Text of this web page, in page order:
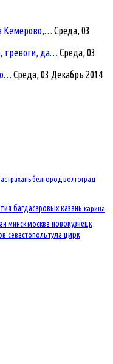
Кемерово,… Среда, 03
тревоги, да… Среда, 03
Среда, 03 Декабрь 2014
астраханьбелгород волгоград
багдасаровыхказань карина
минскмосква новокузнецк
севастопольтула цирк